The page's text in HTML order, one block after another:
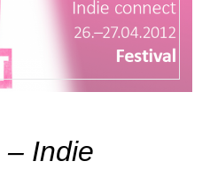
– Indie